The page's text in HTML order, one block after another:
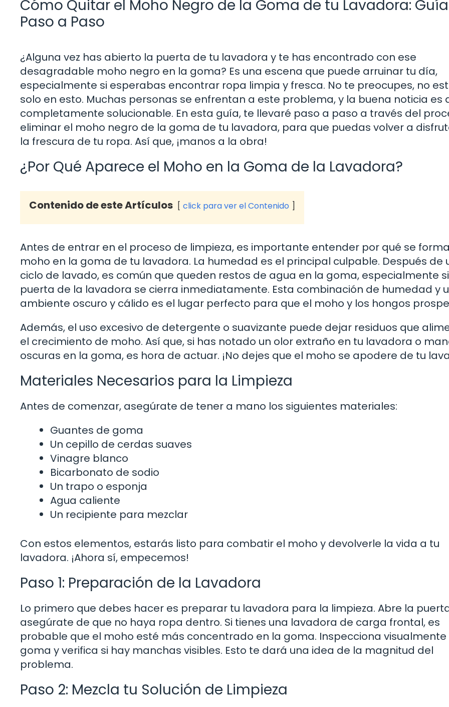
Cómo Quitar el Moho Negro de la Goma de tu Lavadora: Guía
Paso a Paso
¿Alguna vez has abierto la puerta de tu lavadora y te has encontrado con ese
desagradable moho negro en la goma? Es una escena que puede arruinar tu día,
especialmente si esperabas encontrar ropa limpia y fresca. No te preocupes, no
solo en esto. Muchas personas se enfrentan a este problema, y la buena noticia es
completamente solucionable. En esta guía, te llevaré paso a paso a través del
eliminar el moho negro de la goma de tu lavadora, para que puedas volver a
la frescura de tu ropa. Así que, ¡manos a la obra!
¿Por Qué Aparece el Moho en la Goma de la Lavadora?
Contenido de este Artículos click para ver el Contenido
Antes de entrar en el proceso de limpieza, es importante entender por qué se
moho en la goma de tu lavadora. La humedad es el principal culpable. Después de
ciclo de lavado, es común que queden restos de agua en la goma, especialmente
puerta de la lavadora se cierra inmediatamente. Esta combinación de humedad y
ambiente oscuro y cálido es el lugar perfecto para que el moho y los hongos
Además, el uso excesivo de detergente o suavizante puede dejar residuos que
el crecimiento de moho. Así que, si has notado un olor extraño en tu lavadora o
oscuras en la goma, es hora de actuar. ¡No dejes que el moho se apodere de tu
Materiales Necesarios para la Limpieza
Antes de comenzar, asegúrate de tener a mano los siguientes materiales:
Guantes de goma
Un cepillo de cerdas suaves
Vinagre blanco
Bicarbonato de sodio
Un trapo o esponja
Agua caliente
Un recipiente para mezclar
Con estos elementos, estarás listo para combatir el moho y devolverle la vida a tu
lavadora. ¡Ahora sí, empecemos!
Paso 1: Preparación de la Lavadora
Lo primero que debes hacer es preparar tu lavadora para la limpieza. Abre la
asegúrate de que no haya ropa dentro. Si tienes una lavadora de carga frontal, es
probable que el moho esté más concentrado en la goma. Inspecciona visualmente
goma y verifica si hay manchas visibles. Esto te dará una idea de la magnitud del
problema.
Paso 2: Mezcla tu Solución de Limpieza